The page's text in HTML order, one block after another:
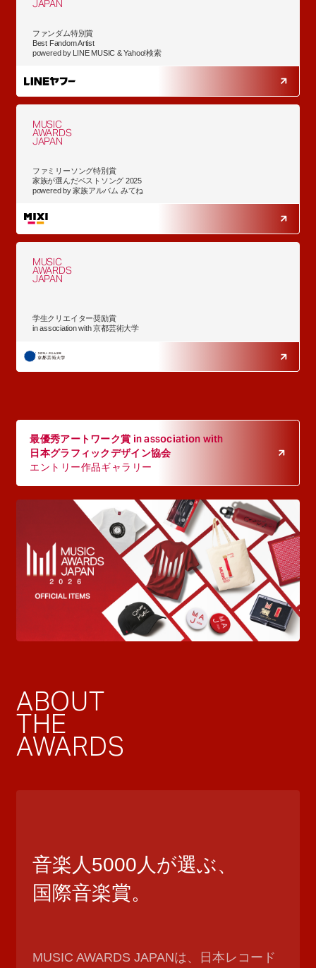
JAPAN
ファンダム特別賞
Best Fandom Artist
powered by LINE MUSIC & Yahoo!検索
MUSIC
AWARDS
JAPAN
ファミリーソング特別賞
家族が選んだベストソング 2025
powered by 家族アルバム みてね
MUSIC
AWARDS
JAPAN
学生クリエイター奨励賞
in association with 京都芸術大学
最優秀アートワーク賞 in association with
日本グラフィックデザイン協会
エントリー作品ギャラリー
ABOUT
THE
AWARDS
音楽人5000人が選ぶ、
国際音楽賞。
MUSIC AWARDS JAPANは、日本レコード